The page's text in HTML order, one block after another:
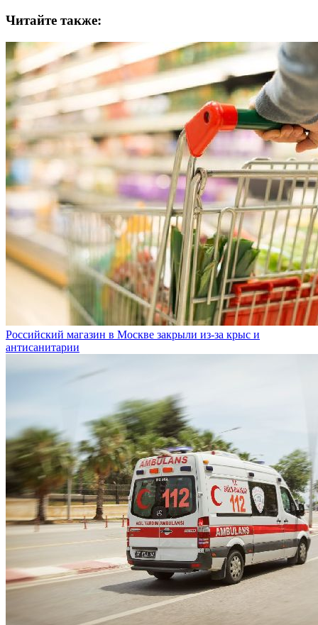
Читайте также:
Российский магазин в Москве закрыли из-за крыс и
антисанитарии